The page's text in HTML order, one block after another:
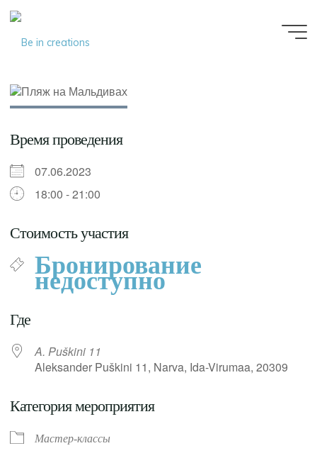
Время проведения
07.06.2023
18:00 - 21:00
Стоимость участия
Бронирование
недоступно
Где
A. Puškini 11
Aleksander Puškini 11, Narva, Ida-Virumaa, 20309
Категория мероприятия
Мастер-классы